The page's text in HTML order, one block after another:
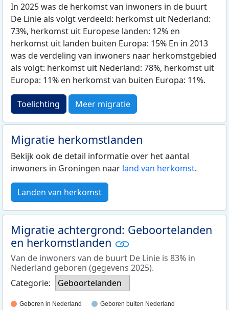
In 2025 was de herkomst van inwoners in de buurt
De Linie als volgt verdeeld: herkomst uit Nederland:
73%, herkomst uit Europese landen: 12% en
herkomst uit landen buiten Europa: 15% En in 2013
was de verdeling van inwoners naar herkomstgebied
als volgt: herkomst uit Nederland: 78%, herkomst uit
Europa: 11% en herkomst van buiten Europa: 11%.
Toelichting Meer migratie
Migratie herkomstlanden
Bekijk ook de detail informatie over het aantal
inwoners in Groningen naar land van herkomst.
Landen van herkomst
Migratie achtergrond: Geboortelanden
en herkomstlanden
Van de inwoners van de buurt De Linie is 83% in
Nederland geboren (gegevens 2025).
Categorie:
Geboortelanden
Geboren in Nederland Geboren buiten Nederland